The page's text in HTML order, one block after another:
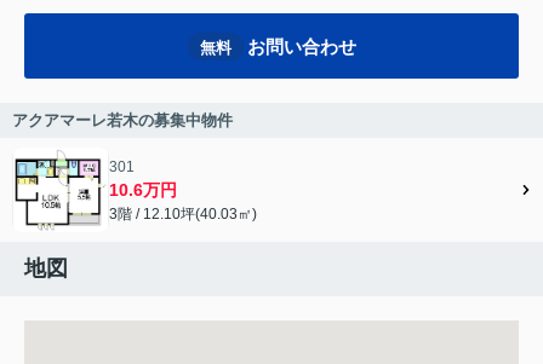
無料 お問い合わせ
アクアマーレ若木の募集中物件
301
10.6万円
3階 / 12.10坪(40.03㎡)
地図